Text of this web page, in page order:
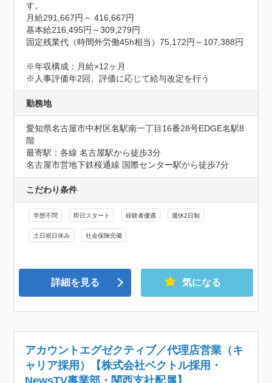
す。
月給291,667円～ 416,667円
基本給216,495円～309,279円
固定残業代（時間外労働45h相当）75,172円～107,388円
※年収構成：月給×12ヶ月
※人事評価年2回、評価に応じて給与改定を行う
勤務地
愛知県名古屋市中村区名駅南一丁目16番28号EDGE名駅8
階
最寄駅：各線 名古屋駅から徒歩3分
名古屋市営地下鉄桜通線 国際センター駅から徒歩7分
こだわり条件
学歴不問 即日スタート 経験者優遇 週休2日制
土日祝日休み 社会保険完備
詳細を見る 気になる
アカウントエグゼクティブ／代理店営業（キ
ャリア採用）【株式会社ベクトル採用・
NewsTV事業部・関西支社配属】